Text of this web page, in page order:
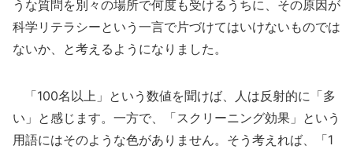
うな質問を別々の場所で何度も受けるうちに、その原因が
科学リテラシーという一言で片づけてはいけないものでは
ないか、と考えるようになりました。
「100名以上」という数値を聞けば、人は反射的に「多
い」と感じます。一方で、「スクリーニング効果」という
用語にはそのような色がありません。そう考えれば、「1